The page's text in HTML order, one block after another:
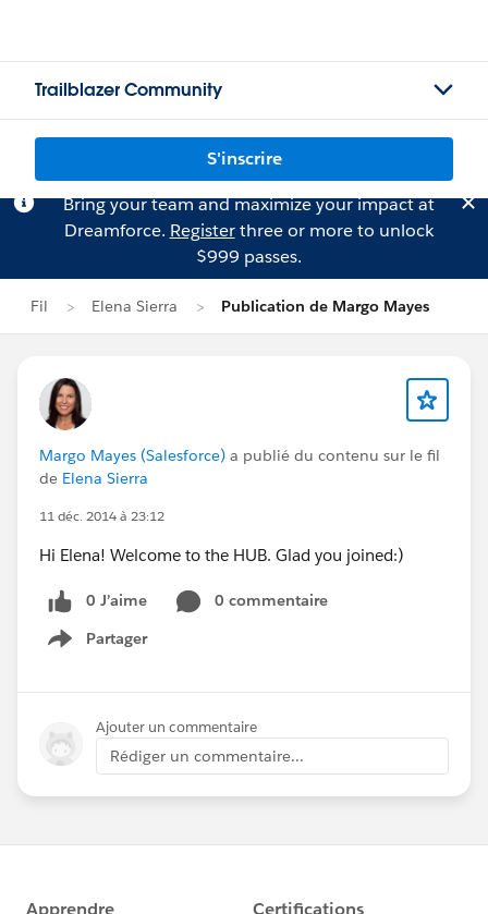
Trailblazer Community
S'inscrire
Bring your team and maximize your impact at
Dreamforce. Registerthree or more to unlock
$999 passes.
Fil Elena Sierra Publication de Margo Mayes
Margo Mayes (Salesforce) a publié du contenu sur le fil
de Elena Sierra
11 déc. 2014 à 23:12
Hi Elena! Welcome to the HUB. Glad you joined:)
0 J’aime
0 commentaire
Partager
Show menu
Ajouter un commentaire
Rédiger un commentaire...